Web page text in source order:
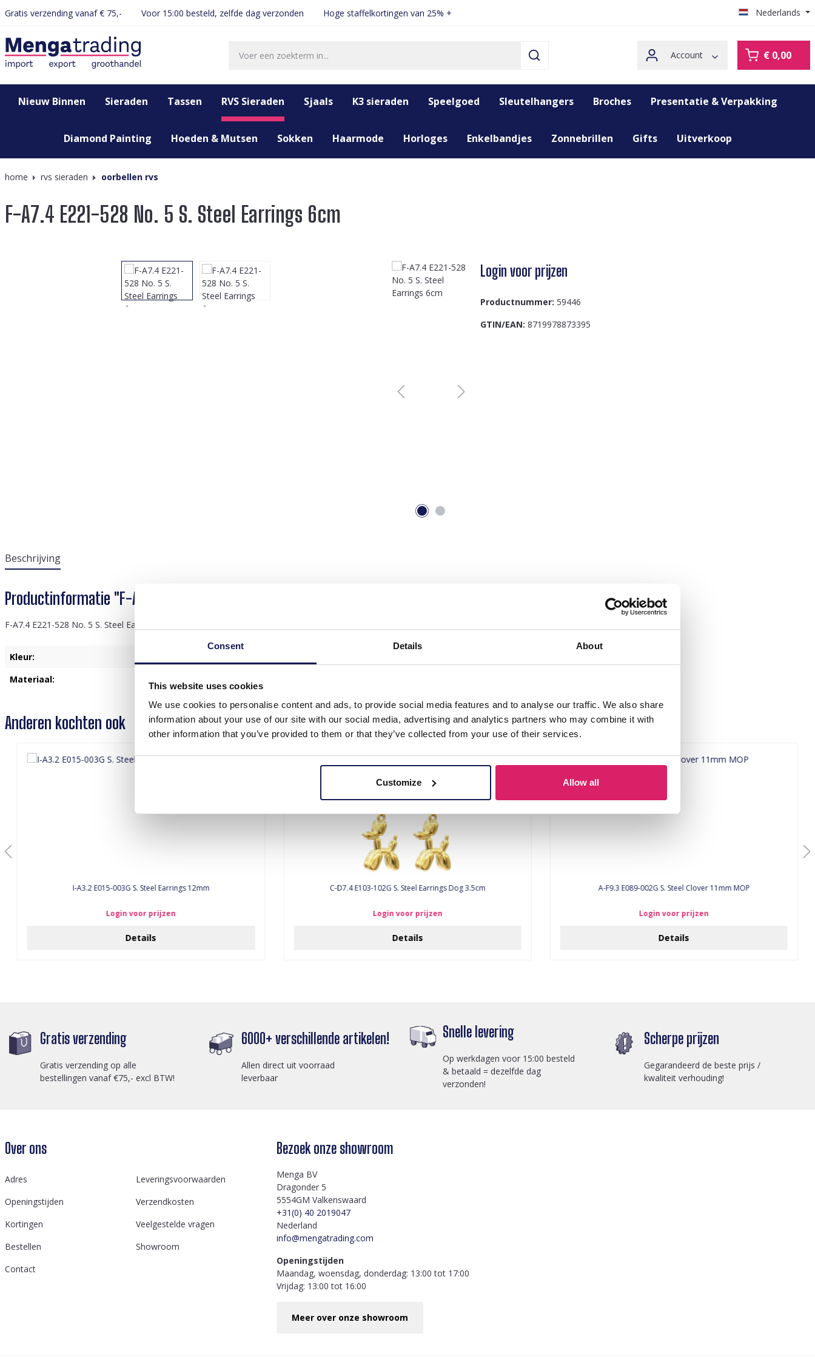
Consent Details About
This website uses cookies
We use cookies to personalise content and ads, to provide social media features and to analyse our traffic. We also share
information about your use of our site with our social media, advertising and analytics partners who may combine it with
other information that you’ve provided to them or that they’ve collected from your use of their services.
Customize Allow all
Ga naar de hoofdnavigatie
Gratis verzending vanaf € 75,- Voor 15:00 besteld, zelfde dag verzonden Hoge staffelkortingen van 25% + Nederlands
Account € 0,00
Nieuw Binnen Sieraden Tassen RVS Sieraden Sjaals K3 sieraden Speelgoed Sleutelhangers Broches Presentatie & Verpakking
Diamond Painting Hoeden & Mutsen Sokken Haarmode Horloges Enkelbandjes Zonnebrillen Gifts Uitverkoop
home rvs sieraden oorbellen rvs
F-A7.4 E221-528 No. 5 S. Steel Earrings 6cm
Login voor prijzen
Productnummer: 59446
GTIN/EAN: 8719978873395
Beschrijving
Productinformatie "F-A7.4 E221-528 No. 5 S. Steel Earrings 6cm"
F-A7.4 E221-528 No. 5 S. Steel Earrings 6cm
Kleur:
Materiaal:
Anderen kochten ook
I-A3.2 E015-003G S. Steel Earrings 12mm
Login voor prijzen
Details
C-D7.4 E103-102G S. Steel Earrings Dog 3.5cm
Login voor prijzen
Details
A-F9.3 E089-002G S. Steel Clover 11mm MOP
Login voor prijzen
Details
Gratis verzending
Gratis verzending op alle
bestellingen vanaf €75,- excl BTW!
6000+ verschillende artikelen!
Allen direct uit voorraad
leverbaar
Snelle levering
Op werkdagen voor 15:00 besteld
& betaald = dezelfde dag
verzonden!
Scherpe prijzen
Gegarandeerd de beste prijs /
kwaliteit verhouding!
Over ons
Adres
Leveringsvoorwaarden
Openingstijden
Verzendkosten
Kortingen
Veelgestelde vragen
Bestellen
Showroom
Contact
Bezoek onze showroom
Menga BV
Dragonder 5
5554GM Valkenswaard
+31(0) 40 2019047
Nederland
info@mengatrading.com
Openingstijden
Maandag, woensdag, donderdag: 13:00 tot 17:00
Vrijdag: 13:00 tot 16:00
Meer over onze showroom